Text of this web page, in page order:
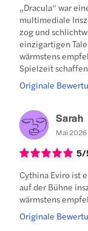
„Dracula“ war
multimediale
zog und
einzigartigen
wärmstens
Spielzeit
Originale
Sarah
Mai 2026
5/
Cythina Eviro ist
auf der Bühne
wärmstens
Originale